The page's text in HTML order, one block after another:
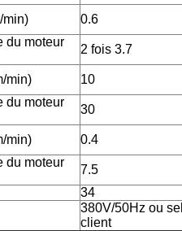
min)
0.6
du moteur
2 fois 3.7
min)
10
du moteur
30
min)
0.4
du moteur
7.5
34
380V/50Hz ou
client